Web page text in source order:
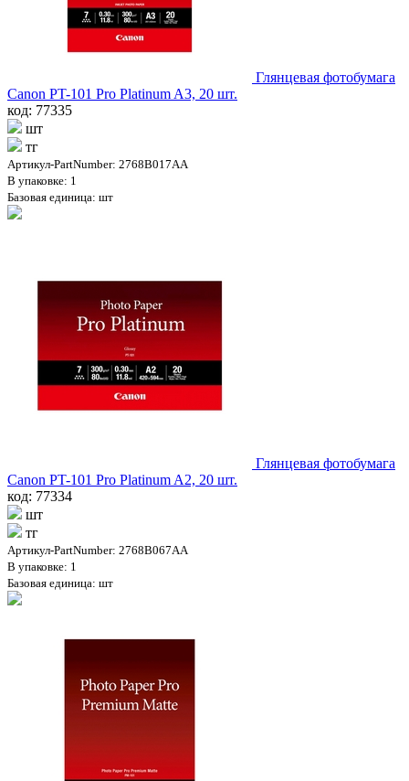
Глянцевая фотобумага
Canon PT-101 Pro Platinum A3, 20 шт.
код: 77335
шт
тг
Артикул-PartNumber: 2768B017AA
В упаковке: 1
Базовая единица: шт
Глянцевая фотобумага
Canon PT-101 Pro Platinum A2, 20 шт.
код: 77334
шт
тг
Артикул-PartNumber: 2768B067AA
В упаковке: 1
Базовая единица: шт